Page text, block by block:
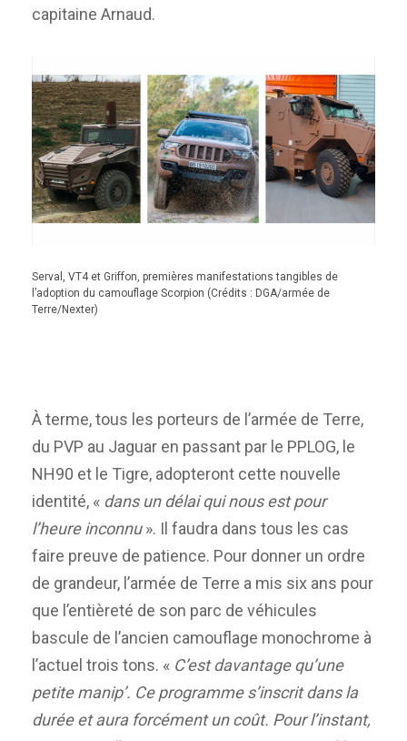
capitaine Arnaud.
Serval, VT4 et Griffon, premières manifestations tangibles de
l’adoption du camouflage Scorpion (Crédits : DGA/armée de
Terre/Nexter)
À terme, tous les porteurs de l’armée de Terre,
du PVP au Jaguar en passant par le PPLOG, le
NH90 et le Tigre, adopteront cette nouvelle
identité, « dans un délai qui nous est pour
l’heure inconnu». Il faudra dans tous les cas
faire preuve de patience. Pour donner un ordre
de grandeur, l’armée de Terre a mis six ans pour
que l’entièreté de son parc de véhicules
bascule de l’ancien camouflage monochrome à
l’actuel trois tons. « C’est davantage qu’une
petite manip’. Ce programme s’inscrit dans la
durée et aura forcément un coût. Pour l’instant,